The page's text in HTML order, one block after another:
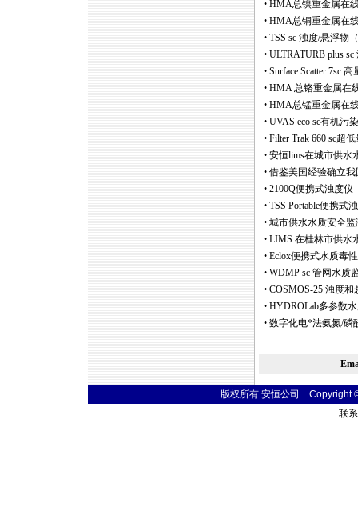
• HMA总镍重金属在
• HMA总铜重金属在
• TSS sc 浊度/悬浮物
• ULTRATURB plus
• Surface Scatter 7sc
• HMA 总铬重金属在
• HMA总锰重金属在
• UVAS eco sc有机污
• Filter Trak 660 sc超
• 安恒lims在城市供水
• 借鉴美国经验确立
• 2100Q便携式浊度仪
• TSS Portable便携式
• 城市供水水质安全
• LIMS 在桂林市供水
• Eclox便携式水质毒
• WDMP sc 管网水质
• COSMOS-25 浊度
• HYDROLab多参数
• 数字化电*法氨氮/磷
版权所有 安恒公司 Copyright
联